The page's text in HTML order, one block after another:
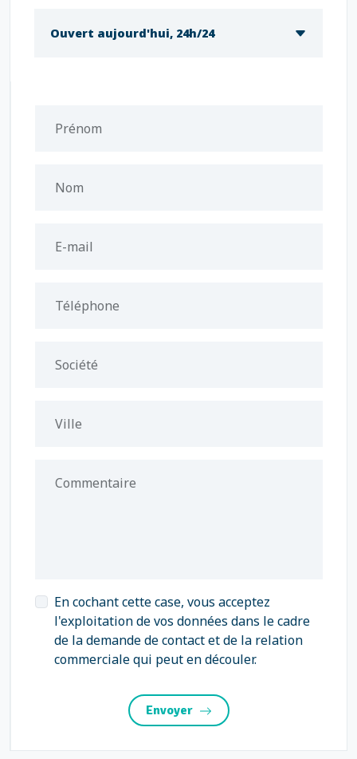
Ouvert aujourd'hui, 24h/24
Prénom
Nom
E-mail
Téléphone
Société
Ville
Commentaire
En cochant cette case, vous acceptez
l'exploitation de vos données dans le cadre
de la demande de contact et de la relation
commerciale qui peut en découler.
Envoyer